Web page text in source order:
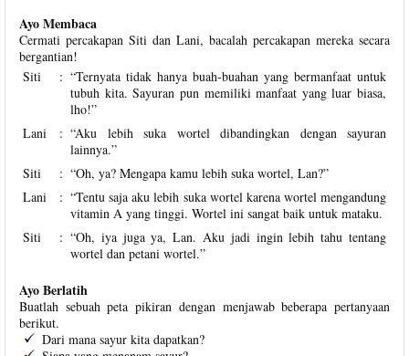
Ayo Membaca
Cermati percakapan Siti dan Lani, bacalah percakapan mereka secara
bergantian!
Siti
: “Ternyata tidak hanya buah-buahan yang bermanfaat untuk
tubuh kita. Sayuran pun memiliki manfaat yang luar biasa,
lho!”
Lani
: “Aku lebih suka wortel dibandingkan dengan sayuran
lainnya.”
Siti
: “Oh, ya? Mengapa kamu lebih suka wortel, Lan?”
Lani
: “Tentu saja aku lebih suka wortel karena wortel mengandung
vitamin A yang tinggi. Wortel ini sangat baik untuk mataku.
Siti
: “Oh, iya juga ya, Lan. Aku jadi ingin lebih tahu tentang
wortel dan petani wortel.”
Ayo Berlatih
Buatlah sebuah peta pikiran dengan menjawab beberapa pertanyaan
berikut.
Dari mana sayur kita dapatkan?